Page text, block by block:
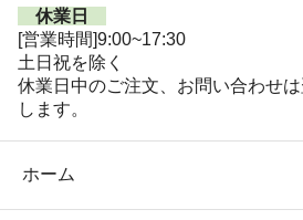
休業日
[営業時間]9:00~17:30
土日祝を除く
休業日中のご注文、お問い合わせ
します。
ホーム